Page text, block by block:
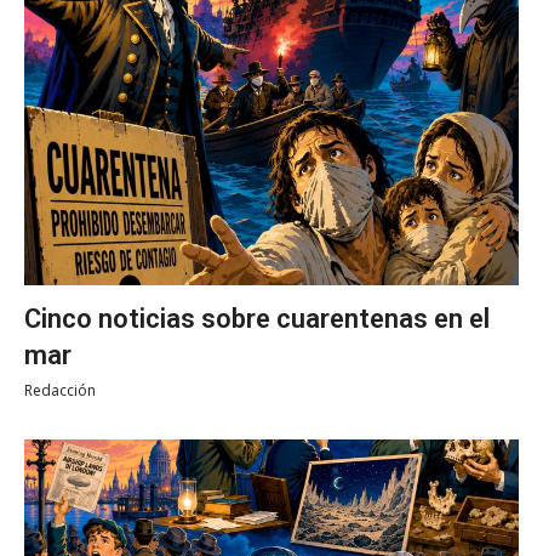
Cinco noticias sobre cuarentenas en el
mar
Redacción